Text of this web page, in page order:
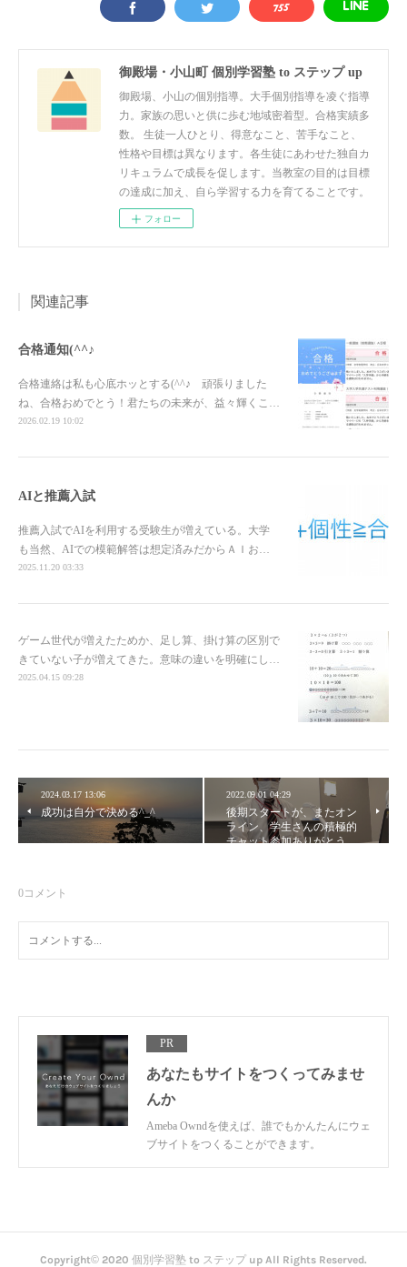
御殿場・小山町 個別学習塾 to ステップ up
御殿場、小山の個別指導。大手個別指導を凌ぐ指導
力。家族の思いと供に歩む地域密着型。合格実績多
数。 生徒一人ひとり、得意なこと、苦手なこと、
性格や目標は異なります。各生徒にあわせた独自カ
リキュラムで成長を促します。当教室の目的は目標
の達成に加え、自ら学習する力を育てることです。
フォロー
関連記事
合格通知(^^♪
合格連絡は私も心底ホッとする(^^♪ 頑張りました
ね、合格おめでとう！君たちの未来が、益々輝くこ…
2026.02.19 10:02
AIと推薦入試
推薦入試でAIを利用する受験生が増えている。大学
も当然、AIでの模範解答は想定済みだからＡＩお…
2025.11.20 03:33
ゲーム世代が増えたためか、足し算、掛け算の区別で
きていない子が増えてきた。意味の違いを明確にし…
2025.04.15 09:28
2024.03.17 13:06
成功は自分で決める^_^
2022.09.01 04:29
後期スタートが、またオン
ライン、学生さんの積極的
チャット参加ありがとう…
0コメント
PR
あなたもサイトをつくってみませ
んか
Ameba Owndを使えば、誰でもかんたんにウェ
ブサイトをつくることができます。
Copyright© 2020 個別学習塾 to ステップ up All Rights Reserved.